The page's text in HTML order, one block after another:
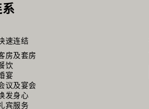
速连结
房及套房
饮
宴
议及宴会
发身心
宾服务